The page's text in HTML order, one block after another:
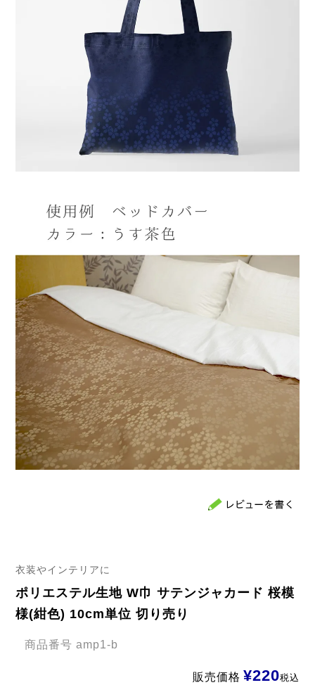
衣装やインテリアに
ポリエステル生地 W巾 サテンジャカード 桜模
様(紺色) 10cm単位 切り売り
商品番号 amp1-b
販売価格 ¥220税込